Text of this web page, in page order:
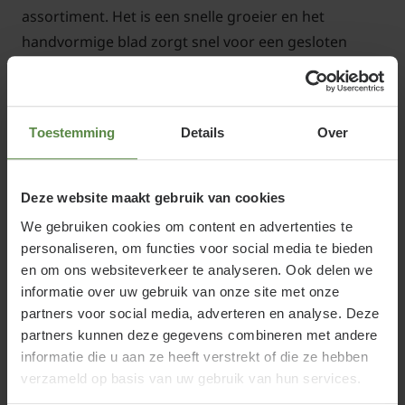
Toestemming Details Over
Deze website maakt gebruik van cookies
We gebruiken cookies om content en advertenties te
personaliseren, om functies voor social media te bieden
en om ons websiteverkeer te analyseren. Ook delen we
informatie over uw gebruik van onze site met onze
partners voor social media, adverteren en analyse. Deze
partners kunnen deze gegevens combineren met andere
informatie die u aan ze heeft verstrekt of die ze hebben
verzameld op basis van uw gebruik van hun services.
assortiment. Het is een snelle groeier en het
handvormige blad zorgt snel voor een gesloten
bladerdek. Op latere leeftijd krijgt de stam van deze
prachtige dakboom een afschilferende bast. Dit
Mediteraans aandoet.
en grote bladeren snel voor schaduw en verkoeling
zorgt tijdens de warme zomerdagen is dit een van
onze favorieten. De bladeren van een Dakplataan
hebben een dofgroene kleur in de zomer en
verkleuren in het najaar van geel tot warmbruin.
Standplaats Dakplataan
Als er een boom kan groeien op elke grond dan is